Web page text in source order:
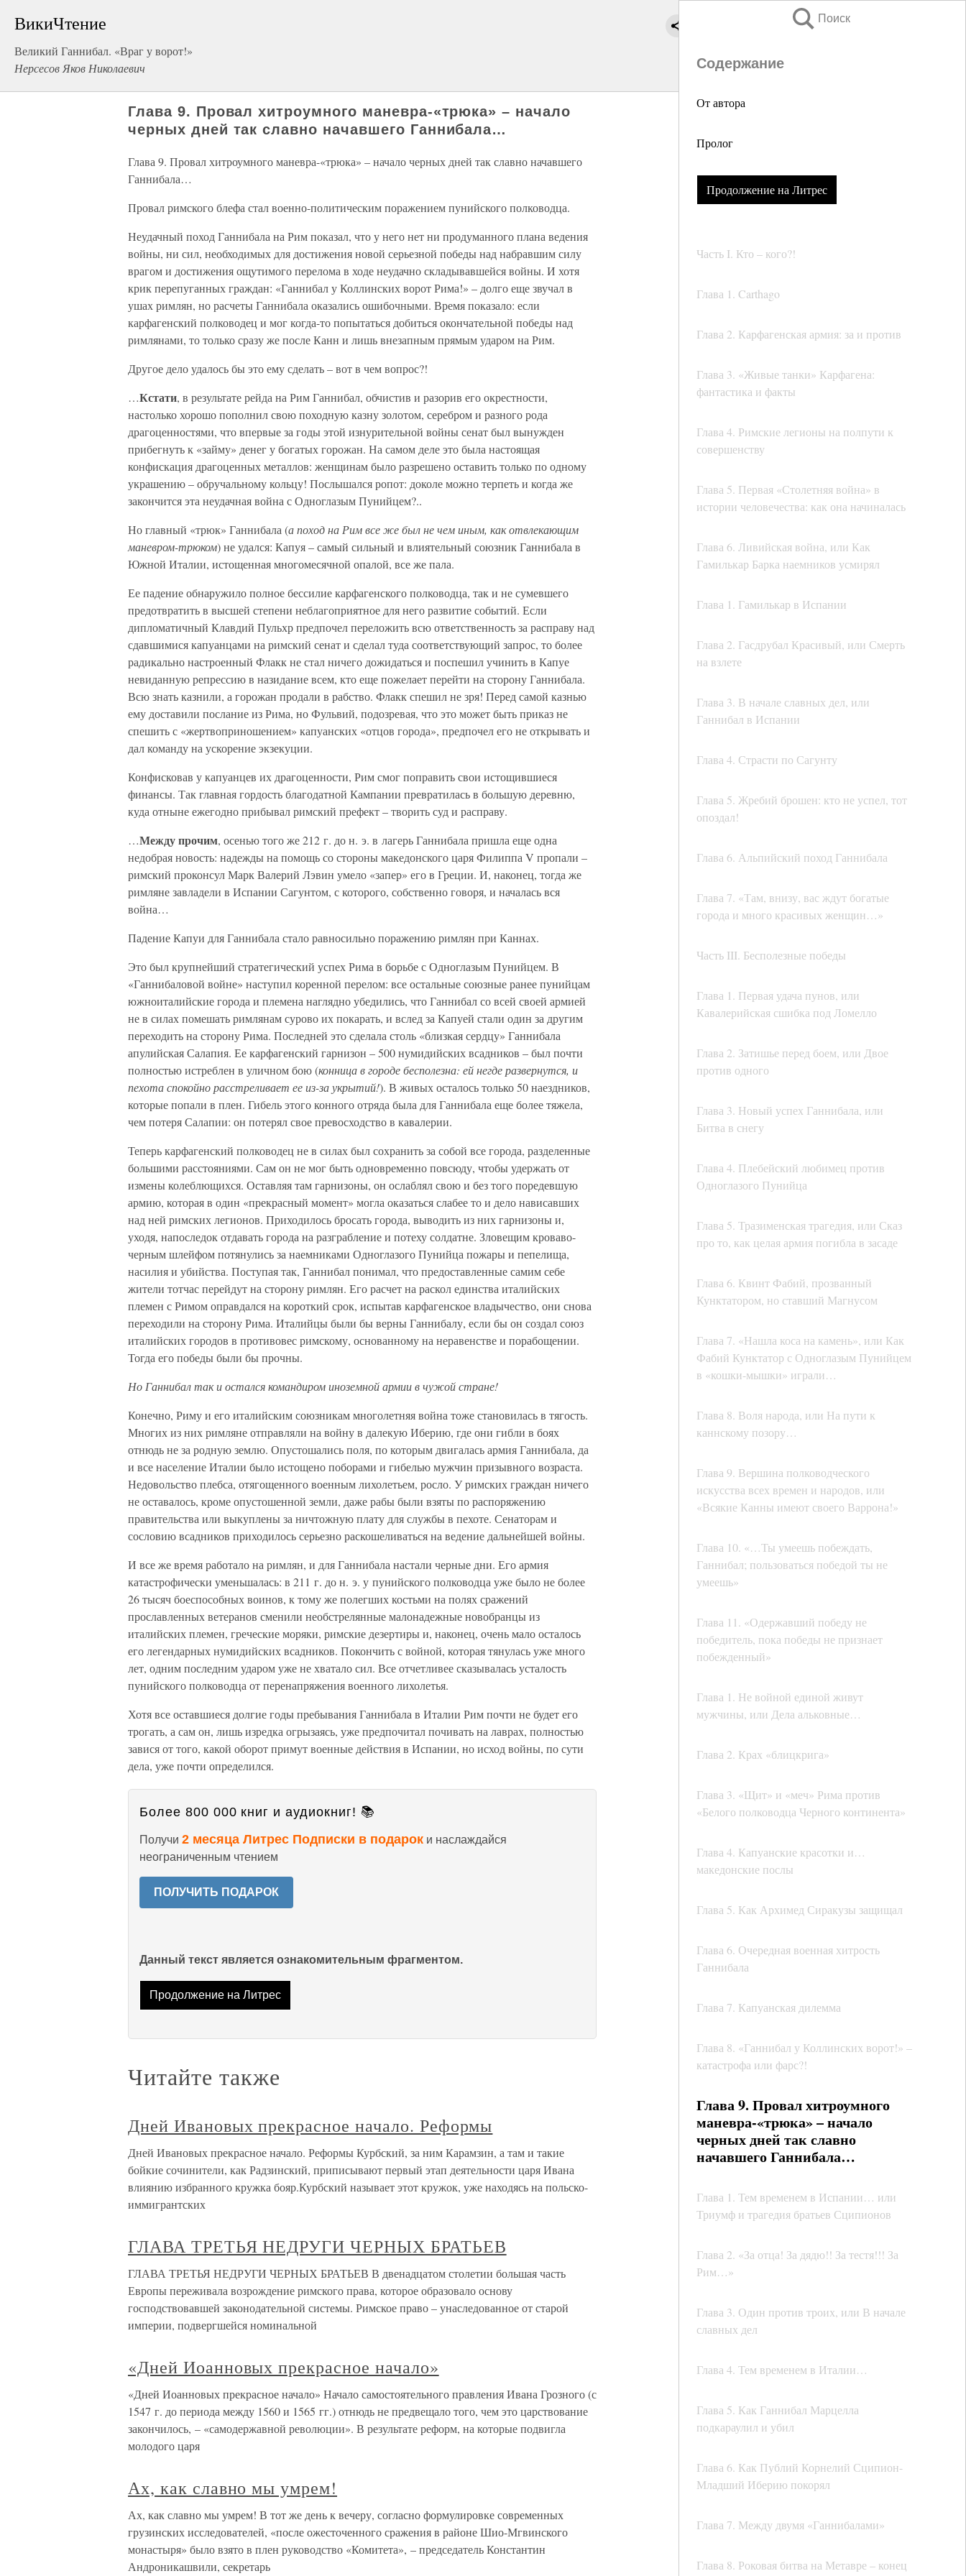
ВикиЧтение
Великий Ганнибал. «Враг у ворот!»
Нерсесов Яков Николаевич
Поиск
Содержание
От автора
Пролог
Продолжение на Литрес
Часть I. Кто – кого?!
Глава 1. Carthago
Глава 2. Карфагенская армия: за и против
Глава 3. «Живые танки» Карфагена:
фантастика и факты
Глава 4. Римские легионы на полпути к
совершенству
Глава 5. Первая «Столетняя война» в
истории человечества: как она начиналась
Глава 6. Ливийская война, или Как
Гамилькар Барка наемников усмирял
Глава 1. Гамилькар в Испании
Глава 2. Гасдрубал Красивый, или Смерть
на взлете
Глава 3. В начале славных дел, или
Ганнибал в Испании
Глава 4. Страсти по Сагунту
Глава 5. Жребий брошен: кто не успел, тот
опоздал!
Глава 6. Альпийский поход Ганнибала
Глава 7. «Там, внизу, вас ждут богатые
города и много красивых женщин…»
Часть III. Бесполезные победы
Глава 1. Первая удача пунов, или
Кавалерийская сшибка под Ломелло
Глава 2. Затишье перед боем, или Двое
против одного
Глава 3. Новый успех Ганнибала, или
Битва в снегу
Глава 4. Плебейский любимец против
Одноглазого Пунийца
Глава 5. Тразименская трагедия, или Сказ
про то, как целая армия погибла в засаде
Глава 6. Квинт Фабий, прозванный
Кунктатором, но ставший Магнусом
Глава 7. «Нашла коса на камень», или Как
Фабий Кунктатор с Одноглазым Пунийцем
в «кошки-мышки» играли…
Глава 8. Воля народа, или На пути к
каннскому позору…
Глава 9. Вершина полководческого
искусства всех времен и народов, или
«Всякие Канны имеют своего Варрона!»
Глава 10. «…Ты умеешь побеждать,
Ганнибал; пользоваться победой ты не
умеешь»
Глава 11. «Одержавший победу не
победитель, пока победы не признает
побежденный»
Глава 1. Не войной единой живут
мужчины, или Дела альковные…
Глава 2. Крах «блицкрига»
Глава 3. «Щит» и «меч» Рима против
«Белого полководца Черного континента»
Глава 4. Капуанские красотки и…
македонские послы
Глава 5. Как Архимед Сиракузы защищал
Глава 6. Очередная военная хитрость
Ганнибала
Глава 7. Капуанская дилемма
Глава 8. «Ганнибал у Коллинских ворот!» –
катастрофа или фарс?!
Глава 9. Провал хитроумного
маневра-«трюка» – начало
черных дней так славно
начавшего Ганнибала…
Глава 1. Тем временем в Испании… или
Триумф и трагедия братьев Сципионов
Глава 2. «За отца! За дядю!! За тестя!!! За
Рим…»
Глава 3. Один против троих, или В начале
славных дел
Глава 4. Тем временем в Италии…
Глава 5. Как Ганнибал Марцелла
подкараулил и убил
Глава 6. Как Публий Корнелий Сципион-
Младший Иберию покорял
Глава 7. Между двумя «Ганнибалами»
Глава 8. Роковая битва на Метавре – конец
Глава 9. Провал хитроумного маневра-«трюка» – начало
черных дней так славно начавшего Ганнибала…
Глава 9. Провал хитроумного маневра-«трюка» – начало черных дней так славно начавшего
Ганнибала…
Провал римского блефа стал военно-политическим поражением пунийского полководца.
Неудачный поход Ганнибала на Рим показал, что у него нет ни продуманного плана ведения
войны, ни сил, необходимых для достижения новой серьезной победы над набравшим силу
врагом и достижения ощутимого перелома в ходе неудачно складывавшейся войны. И хотя
крик перепуганных граждан: «Ганнибал у Коллинских ворот Рима!» – долго еще звучал в
ушах римлян, но расчеты Ганнибала оказались ошибочными. Время показало: если
карфагенский полководец и мог когда-то попытаться добиться окончательной победы над
римлянами, то только сразу же после Канн и лишь внезапным прямым ударом на Рим.
Другое дело удалось бы это ему сделать – вот в чем вопрос?!
…Кстати, в результате рейда на Рим Ганнибал, обчистив и разорив его окрестности,
настолько хорошо пополнил свою походную казну золотом, серебром и разного рода
драгоценностями, что впервые за годы этой изнурительной войны сенат был вынужден
прибегнуть к «займу» денег у богатых горожан. На самом деле это была настоящая
конфискация драгоценных металлов: женщинам было разрешено оставить только по одному
украшению – обручальному кольцу! Послышался ропот: доколе можно терпеть и когда же
закончится эта неудачная война с Одноглазым Пунийцем?..
Но главный «трюк» Ганнибала (а поход на Рим все же был не чем иным, как отвлекающим
маневром-трюком) не удался: Капуя – самый сильный и влиятельный союзник Ганнибала в
Южной Италии, истощенная многомесячной опалой, все же пала.
Ее падение обнаружило полное бессилие карфагенского полководца, так и не сумевшего
предотвратить в высшей степени неблагоприятное для него развитие событий. Если
дипломатичный Клавдий Пульхр предпочел переложить всю ответственность за расправу над
сдавшимися капуанцами на римский сенат и сделал туда соответствующий запрос, то более
радикально настроенный Флакк не стал ничего дожидаться и поспешил учинить в Капуе
невиданную репрессию в назидание всем, кто еще пожелает перейти на сторону Ганнибала.
Всю знать казнили, а горожан продали в рабство. Флакк спешил не зря! Перед самой казнью
ему доставили послание из Рима, но Фульвий, подозревая, что это может быть приказ не
спешить с «жертвоприношением» капуанских «отцов города», предпочел его не открывать и
дал команду на ускорение экзекуции.
Конфисковав у капуанцев их драгоценности, Рим смог поправить свои истощившиеся
финансы. Так главная гордость благодатной Кампании превратилась в большую деревню,
куда отныне ежегодно прибывал римский префект – творить суд и расправу.
…Между прочим, осенью того же 212 г. до н. э. в лагерь Ганнибала пришла еще одна
недобрая новость: надежды на помощь со стороны македонского царя Филиппа V пропали –
римский проконсул Марк Валерий Лэвин умело «запер» его в Греции. И, наконец, тогда же
римляне завладели в Испании Сагунтом, с которого, собственно говоря, и началась вся
война…
Падение Капуи для Ганнибала стало равносильно поражению римлян при Каннах.
Это был крупнейший стратегический успех Рима в борьбе с Одноглазым Пунийцем. В
«Ганнибаловой войне» наступил коренной перелом: все остальные союзные ранее пунийцам
южноиталийские города и племена наглядно убедились, что Ганнибал со всей своей армией
не в силах помешать римлянам сурово их покарать, и вслед за Капуей стали один за другим
переходить на сторону Рима. Последней это сделала столь «близкая сердцу» Ганнибала
апулийская Салапия. Ее карфагенский гарнизон – 500 нумидийских всадников – был почти
полностью истреблен в уличном бою (конница в городе бесполезна: ей негде развернутся, и
пехота спокойно расстреливает ее из-за укрытий!). В живых осталось только 50 наездников,
которые попали в плен. Гибель этого конного отряда была для Ганнибала еще более тяжела,
чем потеря Салапии: он потерял свое превосходство в кавалерии.
Теперь карфагенский полководец не в силах был сохранить за собой все города, разделенные
большими расстояниями. Сам он не мог быть одновременно повсюду, чтобы удержать от
измены колеблющихся. Оставляя там гарнизоны, он ослаблял свою и без того поредевшую
армию, которая в один «прекрасный момент» могла оказаться слабее то и дело нависавших
над ней римских легионов. Приходилось бросать города, выводить из них гарнизоны и,
уходя, напоследок отдавать города на разграбление и потеху солдатне. Зловещим кроваво-
черным шлейфом потянулись за наемниками Одноглазого Пунийца пожары и пепелища,
насилия и убийства. Поступая так, Ганнибал понимал, что предоставленные самим себе
жители тотчас перейдут на сторону римлян. Его расчет на раскол единства италийских
племен с Римом оправдался на короткий срок, испытав карфагенское владычество, они снова
переходили на сторону Рима. Италийцы были бы верны Ганнибалу, если бы он создал союз
италийских городов в противовес римскому, основанному на неравенстве и порабощении.
Тогда его победы были бы прочны.
Но Ганнибал так и остался командиром иноземной армии в чужой стране!
Конечно, Риму и его италийским союзникам многолетняя война тоже становилась в тягость.
Многих из них римляне отправляли на войну в далекую Иберию, где они гибли в боях
отнюдь не за родную землю. Опустошались поля, по которым двигалась армия Ганнибала, да
и все население Италии было истощено поборами и гибелью мужчин призывного возраста.
Недовольство плебса, отягощенного военным лихолетьем, росло. У римских граждан ничего
не оставалось, кроме опустошенной земли, даже рабы были взяты по распоряжению
правительства или выкуплены за ничтожную плату для службы в пехоте. Сенаторам и
сословию всадников приходилось серьезно раскошеливаться на ведение дальнейшей войны.
И все же время работало на римлян, и для Ганнибала настали черные дни. Его армия
катастрофически уменьшалась: в 211 г. до н. э. у пунийского полководца уже было не более
26 тысяч боеспособных воинов, к тому же полегших костьми на полях сражений
прославленных ветеранов сменили необстрелянные малонадежные новобранцы из
италийских племен, греческие моряки, римские дезертиры и, наконец, очень мало осталось
его легендарных нумидийских всадников. Покончить с войной, которая тянулась уже много
лет, одним последним ударом уже не хватало сил. Все отчетливее сказывалась усталость
пунийского полководца от перенапряжения военного лихолетья.
Хотя все оставшиеся долгие годы пребывания Ганнибала в Италии Рим почти не будет его
трогать, а сам он, лишь изредка огрызаясь, уже предпочитал почивать на лаврах, полностью
завися от того, какой оборот примут военные действия в Испании, но исход войны, по сути
дела, уже почти определился.
Более 800 000 книг и аудиокниг! 📚
Получи 2 месяца Литрес Подписки в подарок и наслаждайся
неограниченным чтением
ПОЛУЧИТЬ ПОДАРОК
Данный текст является ознакомительным фрагментом.
Продолжение на Литрес
Читайте также
Дней Ивановых прекрасное начало. Реформы
Дней Ивановых прекрасное начало. Реформы Курбский, за ним Карамзин, а там и такие
бойкие сочинители, как Радзинский, приписывают первый этап деятельности царя Ивана
влиянию избранного кружка бояр.Курбский называет этот кружок, уже находясь на польско-
иммигрантских
ГЛАВА ТРЕТЬЯ НЕДРУГИ ЧЕРНЫХ БРАТЬЕВ
ГЛАВА ТРЕТЬЯ НЕДРУГИ ЧЕРНЫХ БРАТЬЕВ В двенадцатом столетии большая часть
Европы переживала возрождение римского права, которое образовало основу
господствовавшей законодательной системы. Римское право – унаследованное от старой
империи, подвергшейся номинальной
«Дней Иоанновых прекрасное начало»
«Дней Иоанновых прекрасное начало» Начало самостоятельного правления Ивана Грозного (с
1547 г. до периода между 1560 и 1565 гг.) отнюдь не предвещало того, чем это царствование
закончилось, – «самодержавной революции». В результате реформ, на которые подвигла
молодого царя
Ах, как славно мы умрем!
Ах, как славно мы умрем! В тот же день к вечеру, согласно формулировке современных
грузинских исследователей, «после ожесточенного сражения в районе Шио-Мгвинского
монастыря» было взято в плен руководство «Комитета», – председатель Константин
Андроникашвили, секретарь